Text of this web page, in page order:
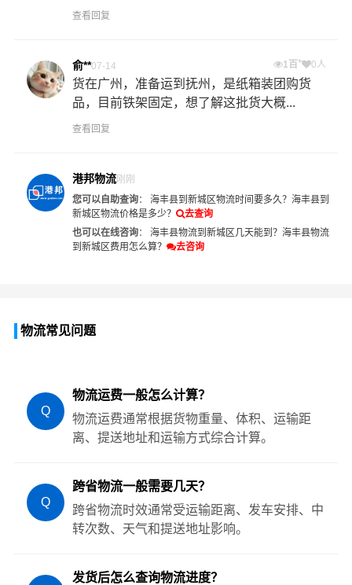
查看回复
俞**07-14 1百+ 0人
货在广州，准备运到抚州，是纸箱装团购货
品，目前铁架固定，想了解这批货大概...
查看回复
港邦物流刚刚
您可以自助查询： 海丰县到新城区物流时间要多久？ 海丰县到
新城区物流价格是多少？
去查询
也可以在线咨询： 海丰县物流到新城区几天能到？ 海丰县物流
到新城区费用怎么算？
去咨询
物流常见问题
Q
物流运费一般怎么计算？
物流运费通常根据货物重量、体积、运输距
离、提送地址和运输方式综合计算。
Q
跨省物流一般需要几天？
跨省物流时效通常受运输距离、发车安排、中
转次数、天气和提送地址影响。
发货后怎么查询物流进度？